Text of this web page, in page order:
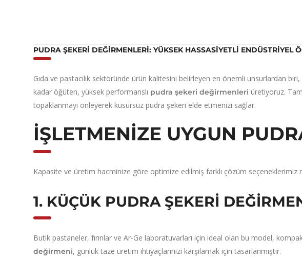
PUDRA ŞEKERI DEĞIRMENLERI: YÜKSEK HASSASIYETLI ENDÜSTRIYEL
Gıda ve pastacılık sektöründe ürün kalitesini belirleyen en önemli unsurlardan biri,
kadar öğüten, yüksek performanslı pudra şekeri değirmenleri üretiyoruz.
topaklanmayı önleyerek kusursuz pudra şekeri elde etmenizi sağlar.
İŞLETMENIZE UYGUN
Kapasite ve üretim hacminize göre optimize edilmiş farklı çözüm seçeneklerimiz
1. KÜÇÜK PUDRA ŞEKERI
Butik pastaneler, fırınlar ve Ar-Ge laboratuvarları için ideal olan bu model,
değirmeni, günlük taze üretim ihtiyaçlarınızı karşılamak için tasarlanmıştır.